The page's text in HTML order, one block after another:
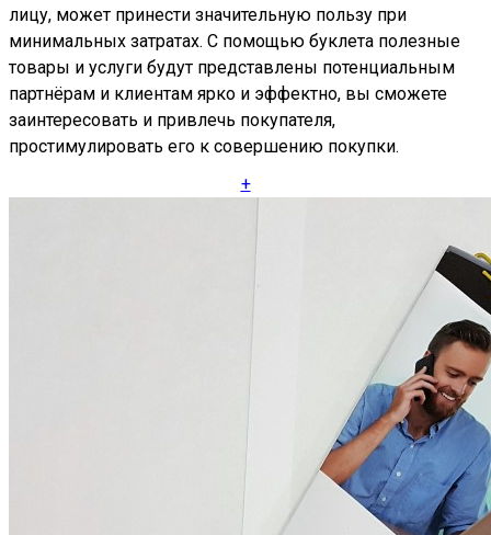
лицу, может принести значительную пользу при
минимальных затратах. С помощью буклета полезные
товары и услуги будут представлены потенциальным
партнёрам и клиентам ярко и эффектно, вы сможете
заинтересовать и привлечь покупателя,
простимулировать его к совершению покупки.
+